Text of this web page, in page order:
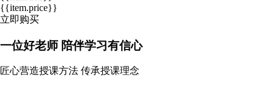
{{item.price}}
立即购买
一位好老师 陪伴学习有信心
匠心营造授课方法 传承授课理念